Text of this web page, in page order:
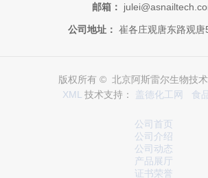
邮箱：
公司地址： 崔各庄观唐东路观唐
版权所有 © 北京阿斯雷尔生物技术
XML 技术支持： 盖德化工网 食
公司首页
公司介绍
公司动态
产品展厅
证书荣誉